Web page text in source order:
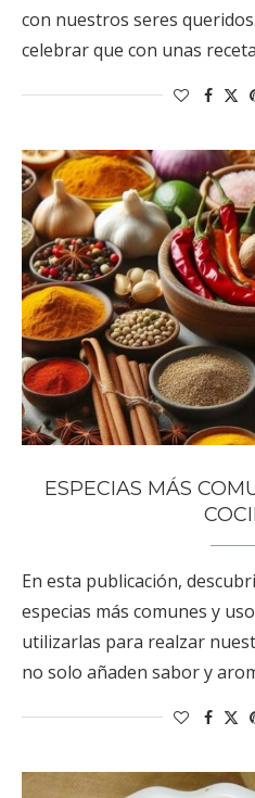
con nuestros seres
celebrar que con unas
ESPECIAS MÁS
En esta publicación,
especias más comunes y
utilizarlas para realzar
no solo añaden sabor y